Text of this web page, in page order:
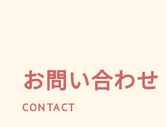
お問い合わせ
CONTACT